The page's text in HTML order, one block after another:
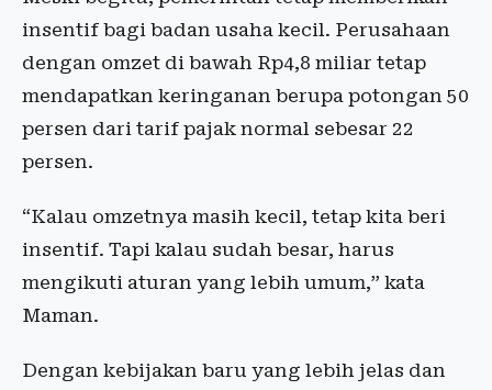
insentif bagi badan usaha kecil. Perusahaan
dengan omzet di bawah Rp4,8 miliar tetap
mendapatkan keringanan berupa potongan 50
persen dari tarif pajak normal sebesar 22
persen.
“Kalau omzetnya masih kecil, tetap kita beri
insentif. Tapi kalau sudah besar, harus
mengikuti aturan yang lebih umum,” kata
Maman.
Dengan kebijakan baru yang lebih jelas dan